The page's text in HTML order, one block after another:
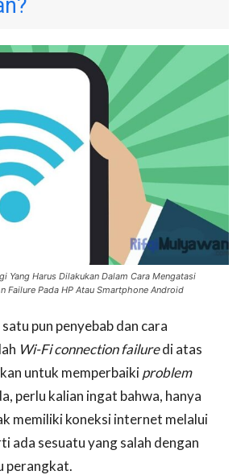
Yang Harus Dilakukan Dalam Cara Mengatasi
Failure Pada HP Atau Smartphone Android
pun penyebab dan cara
Wi-Fi connection failuredi atas
untuk memperbaikiproblem
perlu kalian ingat bahwa, hanya
memiliki koneksi internet melalui
ada sesuatu yang salah dengan
perangkat.